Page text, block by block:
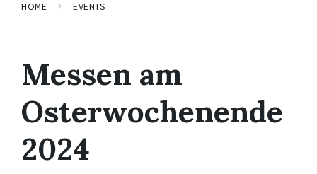
HOME EVENTS
Messen am
Osterwochenende
2024